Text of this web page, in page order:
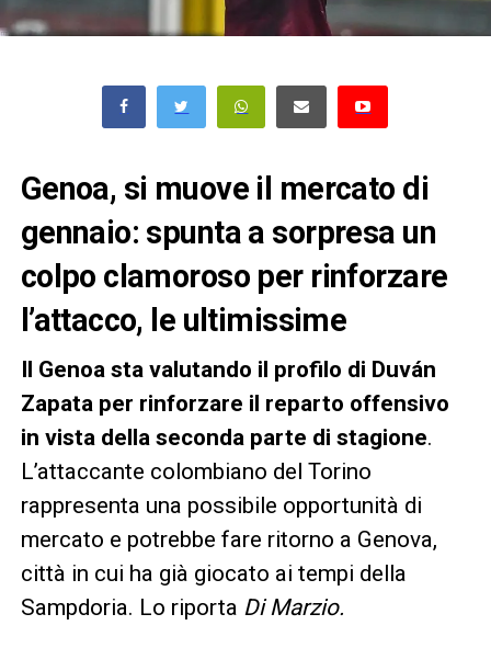
Genoa, si muove il mercato di
gennaio: spunta a sorpresa un
colpo clamoroso per rinforzare
l’attacco, le ultimissime
Il Genoa sta valutando il profilo di Duván
Zapata per rinforzare il reparto offensivo
in vista della seconda parte di stagione.
L’attaccante colombiano del Torino
rappresenta una possibile opportunità di
mercato e potrebbe fare ritorno a Genova,
città in cui ha già giocato ai tempi della
Sampdoria. Lo riporta Di Marzio.